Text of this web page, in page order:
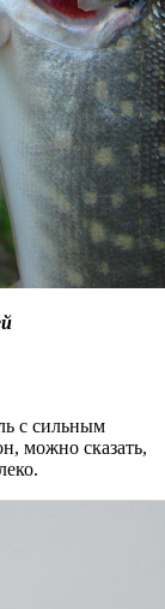
с сильным
можно сказать,